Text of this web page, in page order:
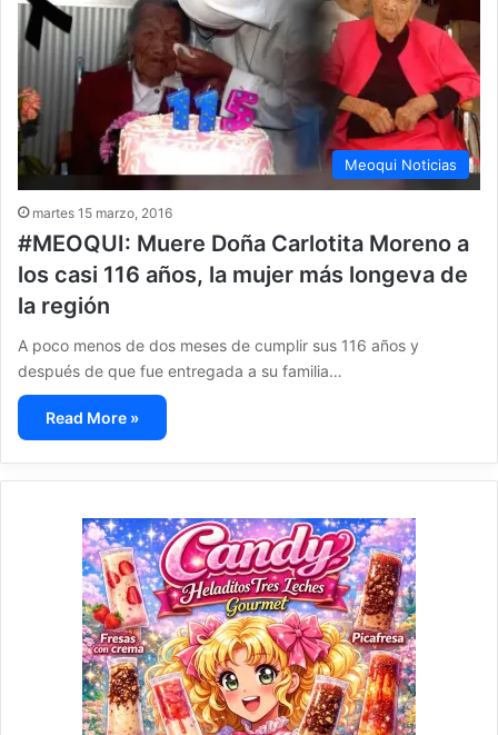
Meoqui Noticias
martes 15 marzo, 2016
#MEOQUI: Muere Doña Carlotita Moreno a
los casi 116 años, la mujer más longeva de
la región
A poco menos de dos meses de cumplir sus 116 años y
después de que fue entregada a su familia…
Read More »